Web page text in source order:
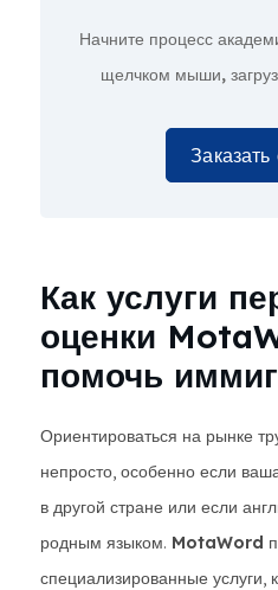
Начните процесс
щелчком мыши,
Заказать
Как услуги
оценки
помочь
Ориентироваться на рынке
непросто, особенно если
в другой стране или если
родным языком. MotaWord
специализированные услуги,